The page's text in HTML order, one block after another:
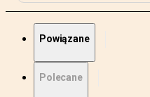
Powiązane
Polecane